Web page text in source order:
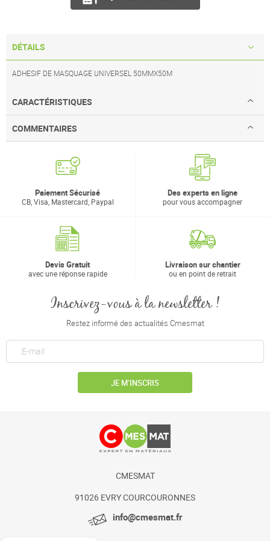
DÉTAILS
ADHESIF DE MASQUAGE UNIVERSEL 50MMX50M
CARACTÉRISTIQUES
COMMENTAIRES
Paiement Sécurisé
CB, Visa, Mastercard, Paypal
Des experts en ligne
pour vous accompagner
Devis Gratuit
avec une réponse rapide
Livraison sur chantier
ou en point de retrait
Inscrivez-vous à la newsletter !
Restez informé des actualités Cmesmat
JE M’INSCRIS
CMESMAT
91026 EVRY COURCOURONNES
info@cmesmat.fr